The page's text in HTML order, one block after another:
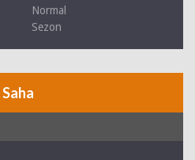
Normal
Sezon
Saha